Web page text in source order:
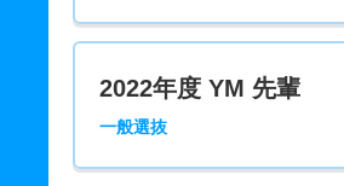
2022年度 YM 先輩
一般選抜